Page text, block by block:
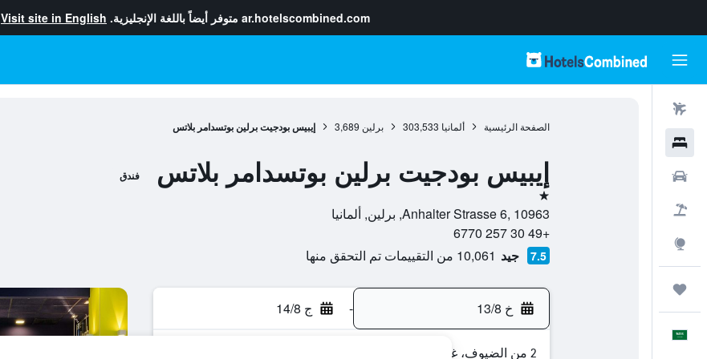
ar.hotelscombined.com متوفر أيضاً باللغة الإنجليزية. Visit site in English
الصفحة الرئيسية ألمانيا 303,533 برلين 3,689 إيبيس بودجيت برلين بوتسدامر بلاتس
إيبيس بودجيت برلين بوتسدامر بلاتس فندق
نجمة واحدة
Anhalter Strasse 6, 10963, برلين, ألمانيا
+49 30 257 6770
7.5 جيد 10,061 من التقييمات تم التحقق منها
خ 13/8 - ج 14/8
2 من الضيوف، غرفة واحدة